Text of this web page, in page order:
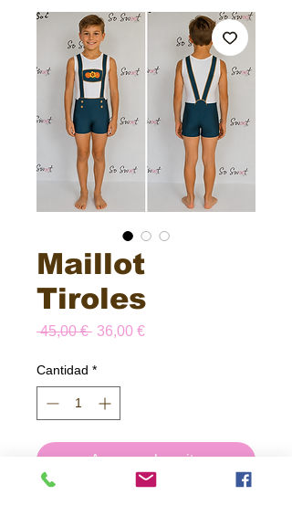
Maillot
Tiroles
45,00 € Precio
36,00 €Precio
Cantidad *
Agregar al carrito